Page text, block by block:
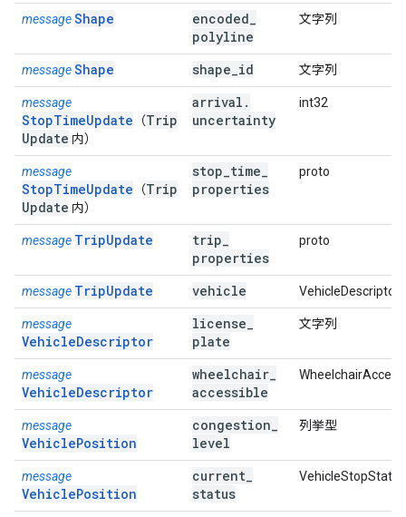
messageShape encoded
polyline
文字列
messageShape shape id 文字列
message
StopTimeUpdate （Trip
Update 内）
arrival .
uncertainty
int32
message
StopTimeUpdate （Trip
Update 内）
stop time
properties
proto
message TripUpdate trip
properties
proto
message TripUpdate vehicle VehicleDescriptor
message
VehicleDescriptor
license
plate
文字列
message
VehicleDescriptor
wheelchair
accessible
message
VehiclePosition
congestion
level
列挙型
message
VehiclePosition
current
status
VehicleStopStatus